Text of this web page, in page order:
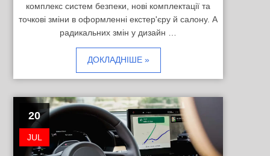
комплекс систем безпеки, нові комплектації та
точкові зміни в оформленні екстер'єру й салону. А
радикальних змін у дизайн …
ДОКЛАДНІШЕ »
20
JUL